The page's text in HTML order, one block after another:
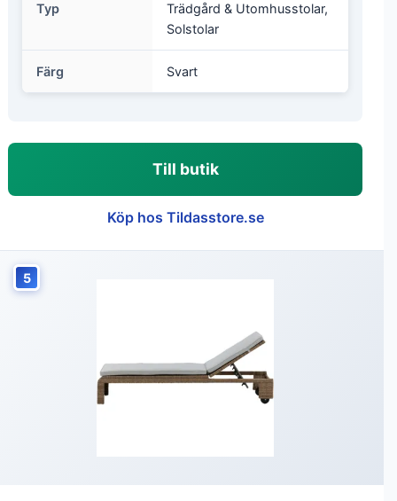
Typ
Trädgård & Utomhusstolar,
Solstolar
Färg Svart
Till butik
Köp hos Tildasstore.se
5